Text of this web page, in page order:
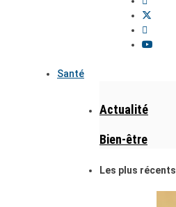
Santé
Actualité
Bien-être
Les plus récents